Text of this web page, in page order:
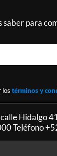
saber para
los términos y
Hidalgo
Teléfono